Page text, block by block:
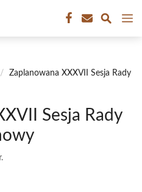
/
Zaplanowana XXXVII Sesja Rady
Sesja Rady